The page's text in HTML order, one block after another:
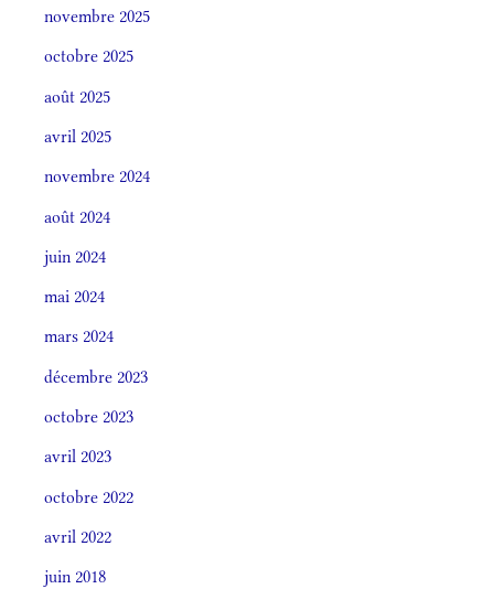
novembre 2025
octobre 2025
août 2025
avril 2025
novembre 2024
août 2024
juin 2024
mai 2024
mars 2024
décembre 2023
octobre 2023
avril 2023
octobre 2022
avril 2022
juin 2018